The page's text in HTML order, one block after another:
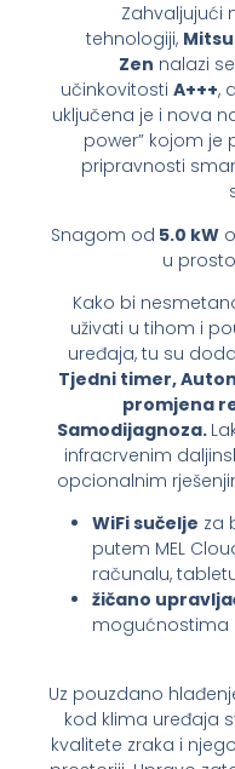
Zahvaljujući
tehnologiji,
Zen nalazi
učinkovitosti A+++,
uključena je i nova
power” kojom je
pripravnosti
Snagom od 5.0 kW
u
Kako bi
uživati u tihom i
uređaja, tu su
Tjedni timer,
promjena
Samodijagnoza.
infracrvenim
opcionalnim
WiFi sučelje za
putem MEL
računalu,
žičano
mogućnostima
Uz pouzdano
kod klima uređaja
kvalitete zraka i